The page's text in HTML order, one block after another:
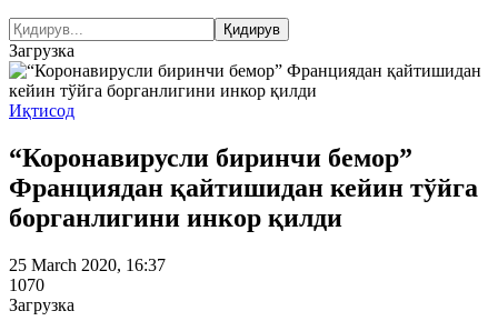
Загрузка
Иқтисод
“Коронавирусли биринчи бемор”
Франциядан қайтишидан кейин тўйга
борганлигини инкор қилди
25 March 2020, 16:37
1070
Загрузка